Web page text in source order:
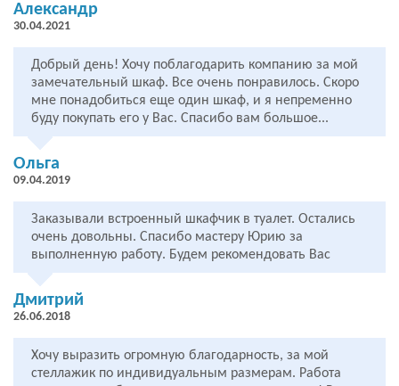
Александр
30.04.2021
Добрый день! Хочу поблагодарить компанию за мой
замечательный шкаф. Все очень понравилось. Скоро
мне понадобиться еще один шкаф, и я непременно
буду покупать его у Вас. Спасибо вам большое...
Ольга
09.04.2019
Заказывали встроенный шкафчик в туалет. Остались
очень довольны. Спасибо мастеру Юрию за
выполненную работу. Будем рекомендовать Вас
Дмитрий
26.06.2018
Хочу выразить огромную благодарность, за мой
стеллажик по индивидуальным размерам. Работа